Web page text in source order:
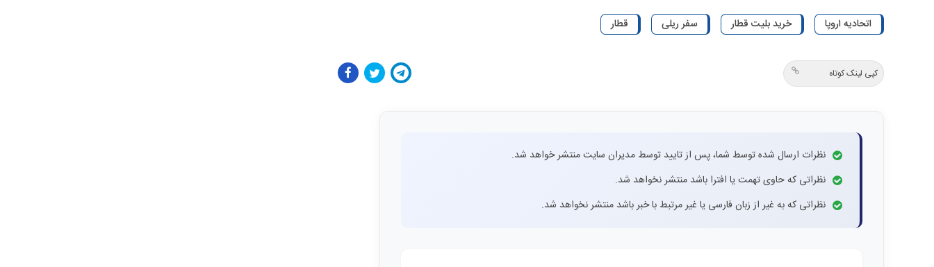
اتحادیه اروپا خرید بلیت قطار سفر ریلی قطار
کپی لینک کوتاه
نظرات ارسال شده توسط شما، پس از تایید توسط مدیران سایت منتشر خواهد شد.
نظراتی که حاوی تهمت یا افترا باشد منتشر نخواهد شد.
نظراتی که به غیر از زبان فارسی یا غیر مرتبط با خبر باشد منتشر نخواهد شد.